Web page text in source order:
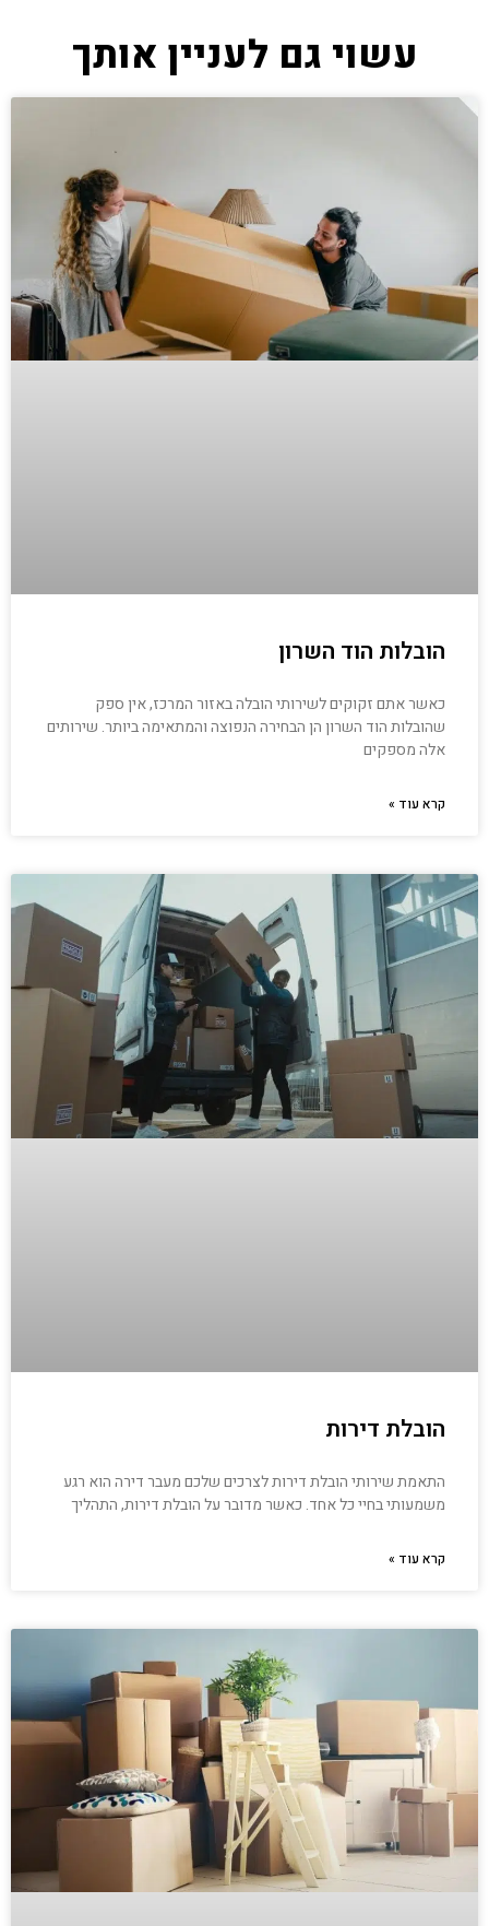
עשוי גם לעניין אותך
הובלות הוד השרון
כאשר אתם זקוקים לשירותי הובלה באזור המרכז, אין ספק
שהובלות הוד השרון הן הבחירה הנפוצה והמתאימה ביותר. שירותים
אלה מספקים
קרא עוד »
הובלת דירות
התאמת שירותי הובלת דירות לצרכים שלכם מעבר דירה הוא רגע
משמעותי בחיי כל אחד. כאשר מדובר על הובלת דירות, התהליך
קרא עוד »